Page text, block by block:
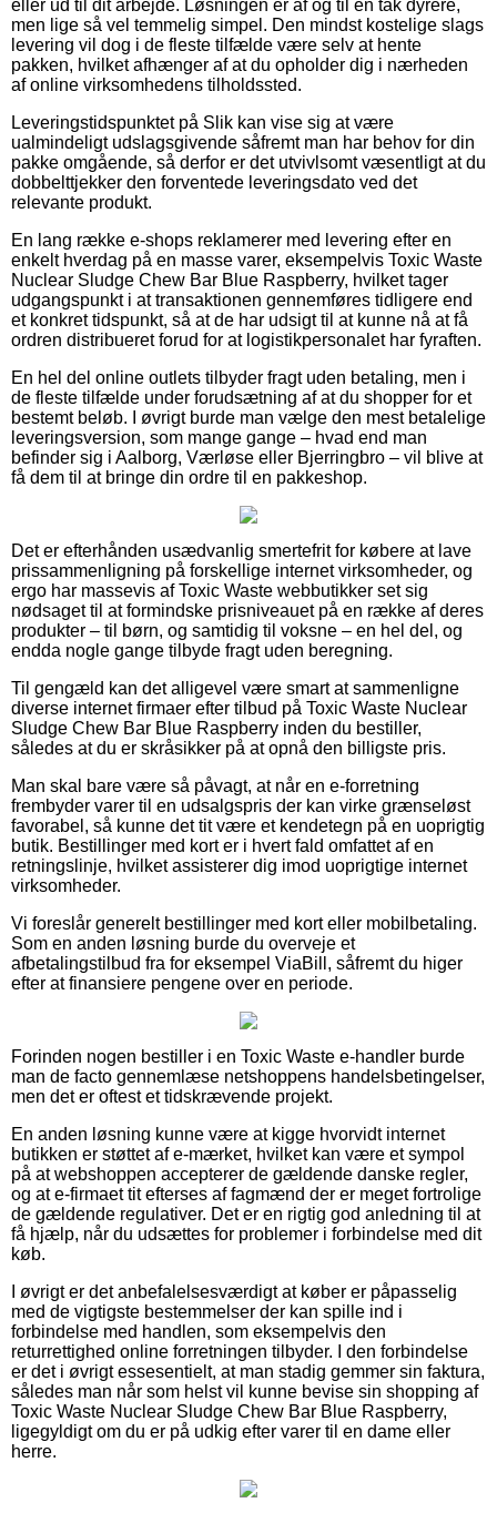
eller ud til dit arbejde. Løsningen er af og til en tak dyrere,
men lige så vel temmelig simpel. Den mindst kostelige slags
levering vil dog i de fleste tilfælde være selv at hente
pakken, hvilket afhænger af at du opholder dig i nærheden
af online virksomhedens tilholdssted.
Leveringstidspunktet på Slik kan vise sig at være
ualmindeligt udslagsgivende såfremt man har behov for din
pakke omgående, så derfor er det utvivlsomt væsentligt at du
dobbelttjekker den forventede leveringsdato ved det
relevante produkt.
En lang række e-shops reklamerer med levering efter en
enkelt hverdag på en masse varer, eksempelvis Toxic Waste
Nuclear Sludge Chew Bar Blue Raspberry, hvilket tager
udgangspunkt i at transaktionen gennemføres tidligere end
et konkret tidspunkt, så at de har udsigt til at kunne nå at få
ordren distribueret forud for at logistikpersonalet har fyraften.
En hel del online outlets tilbyder fragt uden betaling, men i
de fleste tilfælde under forudsætning af at du shopper for et
bestemt beløb. I øvrigt burde man vælge den mest betalelige
leveringsversion, som mange gange – hvad end man
befinder sig i Aalborg, Værløse eller Bjerringbro – vil blive at
få dem til at bringe din ordre til en pakkeshop.
Det er efterhånden usædvanlig smertefrit for købere at lave
prissammenligning på forskellige internet virksomheder, og
ergo har massevis af Toxic Waste webbutikker set sig
nødsaget til at formindske prisniveauet på en række af deres
produkter – til børn, og samtidig til voksne – en hel del, og
endda nogle gange tilbyde fragt uden beregning.
Til gengæld kan det alligevel være smart at sammenligne
diverse internet firmaer efter tilbud på Toxic Waste Nuclear
Sludge Chew Bar Blue Raspberry inden du bestiller,
således at du er skråsikker på at opnå den billigste pris.
Man skal bare være så påvagt, at når en e-forretning
frembyder varer til en udsalgspris der kan virke grænseløst
favorabel, så kunne det tit være et kendetegn på en uoprigtig
butik. Bestillinger med kort er i hvert fald omfattet af en
retningslinje, hvilket assisterer dig imod uoprigtige internet
virksomheder.
Vi foreslår generelt bestillinger med kort eller mobilbetaling.
Som en anden løsning burde du overveje et
afbetalingstilbud fra for eksempel ViaBill, såfremt du higer
efter at finansiere pengene over en periode.
Forinden nogen bestiller i en Toxic Waste e-handler burde
man de facto gennemlæse netshoppens handelsbetingelser,
men det er oftest et tidskrævende projekt.
En anden løsning kunne være at kigge hvorvidt internet
butikken er støttet af e-mærket, hvilket kan være et sympol
på at webshoppen accepterer de gældende danske regler,
og at e-firmaet tit efterses af fagmænd der er meget fortrolige
de gældende regulativer. Det er en rigtig god anledning til at
få hjælp, når du udsættes for problemer i forbindelse med dit
køb.
I øvrigt er det anbefalelsesværdigt at køber er påpasselig
med de vigtigste bestemmelser der kan spille ind i
forbindelse med handlen, som eksempelvis den
returrettighed online forretningen tilbyder. I den forbindelse
er det i øvrigt essesentielt, at man stadig gemmer sin faktura,
således man når som helst vil kunne bevise sin shopping af
Toxic Waste Nuclear Sludge Chew Bar Blue Raspberry,
ligegyldigt om du er på udkig efter varer til en dame eller
herre.